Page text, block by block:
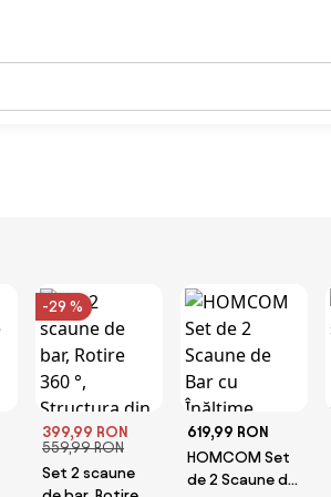
-29 %
399,99 RON
559,99 RON
Set 2 scaune
619,99 RON
HOMCOM Set
de 2 Scaune de